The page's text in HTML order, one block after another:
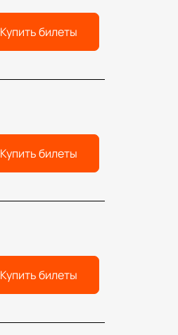
Купить билеты
Купить билеты
Купить билеты